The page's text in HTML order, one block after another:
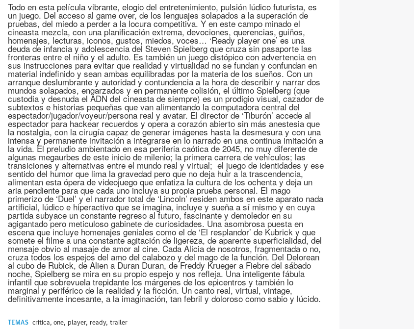
Todo en esta película vibrante, elogio del entretenimiento, pulsión lúdico futurista, es
un juego. Del acceso al game over, de los lenguajes solapados a la superación de
pruebas, del miedo a perder a la locura competitiva. Y en este campo minado el
cineasta mezcla, con una planificación extrema, devociones, querencias, guiños,
homenajes, lecturas, iconos, gustos, miedos, voces… ‘Ready player one’ es una
deuda de infancia y adolescencia del Steven Spielberg que cruza sin pasaporte las
fronteras entre el niño y el adulto. Es también un juego distópico con advertencia en
sus instrucciones para evitar que realidad y virtualidad no se fundan y confundan en
material indefinido y sean ambas equilibradas por la materia de los sueños. Con un
arranque deslumbrante y autoridad y contundencia a la hora de describir y narrar dos
mundos solapados, engarzados y en permanente colisión, el último Spielberg (que
custodia y desnuda el ADN del cineasta de siempre) es un prodigio visual, cazador de
subtextos e historias pequeñas que van alimentando la computadora central del
espectador/jugador/voyeur/persona real y avatar. El director de ‘Tiburón’ accede al
espectador para hackear recuerdos y opera a corazón abierto sin más anestesia que
la nostalgia, con la cirugía capaz de generar imágenes hasta la desmesura y con una
intensa y permanente invitación a integrarse en lo narrado en una continua imitación a
la vida. El preludio ambientado en esa periferia caótica de 2045, no muy diferente de
algunas megaurbes de este inicio de milenio; la primera carrera de vehículos; las
transiciones y alternativas entre el mundo real y virtual; el juego de identidades y ese
sentido del humor que lima la gravedad pero que no deja huir a la trascendencia,
alimentan esta ópera de videojuego que enfatiza la cultura de los ochenta y deja un
aria pendiente para que cada uno incluya su propia prueba personal. El mago
primerizo de ‘Duel’ y el narrador total de ‘Lincoln’ residen ambos en este aparato nada
artificial, lúdico e hiperactivo que se imagina, incluye y sueña a sí mismo y en cuya
partida subyace un constante regreso al futuro, fascinante y demoledor en su
agigantado pero meticuloso gabinete de curiosidades. Una asombrosa puesta en
escena que incluye homenajes geniales como el de ‘El resplandor’ de Kubrick y que
somete el filme a una constante agitación de ligereza, de aparente superficialidad, del
mensaje obvio al masaje de amor al cine. Cada Alicia de nosotros, fragmentada o no,
cruza todos los espejos del amo del calabozo y del mago de la función. Del Delorean
al cubo de Rubick, de Alien a Duran Duran, de Freddy Krueger a Fiebre del sábado
noche, Spielberg se mira en su propio espejo y nos refleja. Una inteligente fábula
infantil que sobrevuela trepidante los márgenes de los epicentros y también lo
marginal y periférico de la realidad y la ficción. Un canto real, virtual, vintage,
definitivamente incesante, a la imaginación, tan febril y doloroso como sabio y lúcido.
TEMAS critica, one, player, ready, trailer